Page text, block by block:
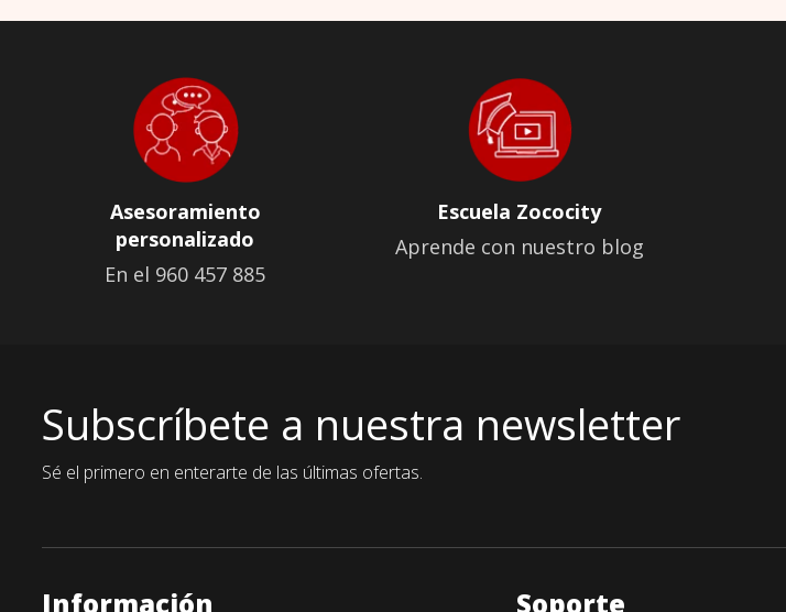
Asesoramiento
personalizado
En el 960 457 885
Escuela Zococity
Aprende con nuestro blog
Subscríbete a nuestra newsletter
Sé el primero en enterarte de las últimas ofertas.
Información Soporte